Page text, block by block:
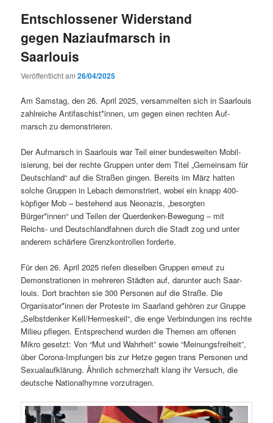
Entschlossener Widerstand
gegen Naziaufmarsch in
Saarlouis
Veröffentlicht am26/04/2025
Am Sam­stag, den 26. April 2025, ver­sam­melten sich in Saar­louis
zahlre­iche Antifaschist*innen, um gegen einen recht­en Auf­
marsch zu demonstrieren.
Der Auf­marsch in Saar­louis war Teil ein­er bun­desweit­en Mobil­
isierung, bei der rechte Grup­pen unter dem Titel „Gemein­sam für
Deutsch­land“ auf die Straßen gin­gen. Bere­its im März hat­ten
solche Grup­pen in Lebach demon­stri­ert, wobei ein knapp 400-
köp­figer Mob – beste­hend aus Neon­azis, „besorgten
Bürger*innen“ und Teilen der Quer­denken-Bewe­gung – mit
Reichs- und Deutsch­land­fah­nen durch die Stadt zog und unter
anderem schär­fere Gren­zkon­trollen forderte.
Für den 26. April 2025 riefen diesel­ben Grup­pen erneut zu
Demon­stra­tio­nen in mehreren Städten auf, darunter auch Saar­
louis. Dort bracht­en sie 300 Per­so­n­en auf die Straße. Die
Organisator*innen der Proteste im Saar­land gehören zur Gruppe
„Selb­st­denker Kell/Hermeskeil“, die enge Verbindun­gen ins rechte
Milieu pfle­gen. Entsprechend wur­den die The­men am offe­nen
Mikro geset­zt: Von “Mut und Wahrheit” sowie “Mei­n­ungs­frei­heit”,
über Coro­na-Imp­fun­gen bis zur Het­ze gegen trans Per­so­n­en und
Sex­u­alaufk­lärung. Ähn­lich schmerzhaft klang ihr Ver­such, die
deutsche Nation­al­hymne vorzutragen.